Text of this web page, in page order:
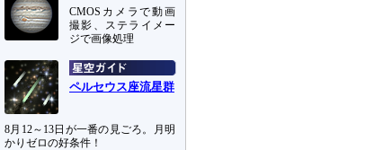
CMOSカメラで動画
撮影、ステライメー
ジで画像処理
ペルセウス座流星群
8月12～13日が一番の見ごろ。月明
かりゼロの好条件！